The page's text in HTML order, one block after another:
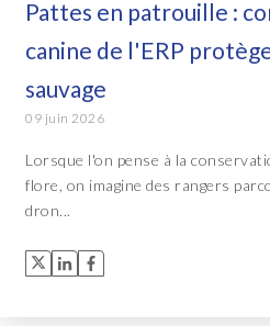
Pattes en patrouille :
canine de l'ERP
sauvage
09 juin 2026
Lorsque l'on pense à la
flore, on imagine des rangers
dron...